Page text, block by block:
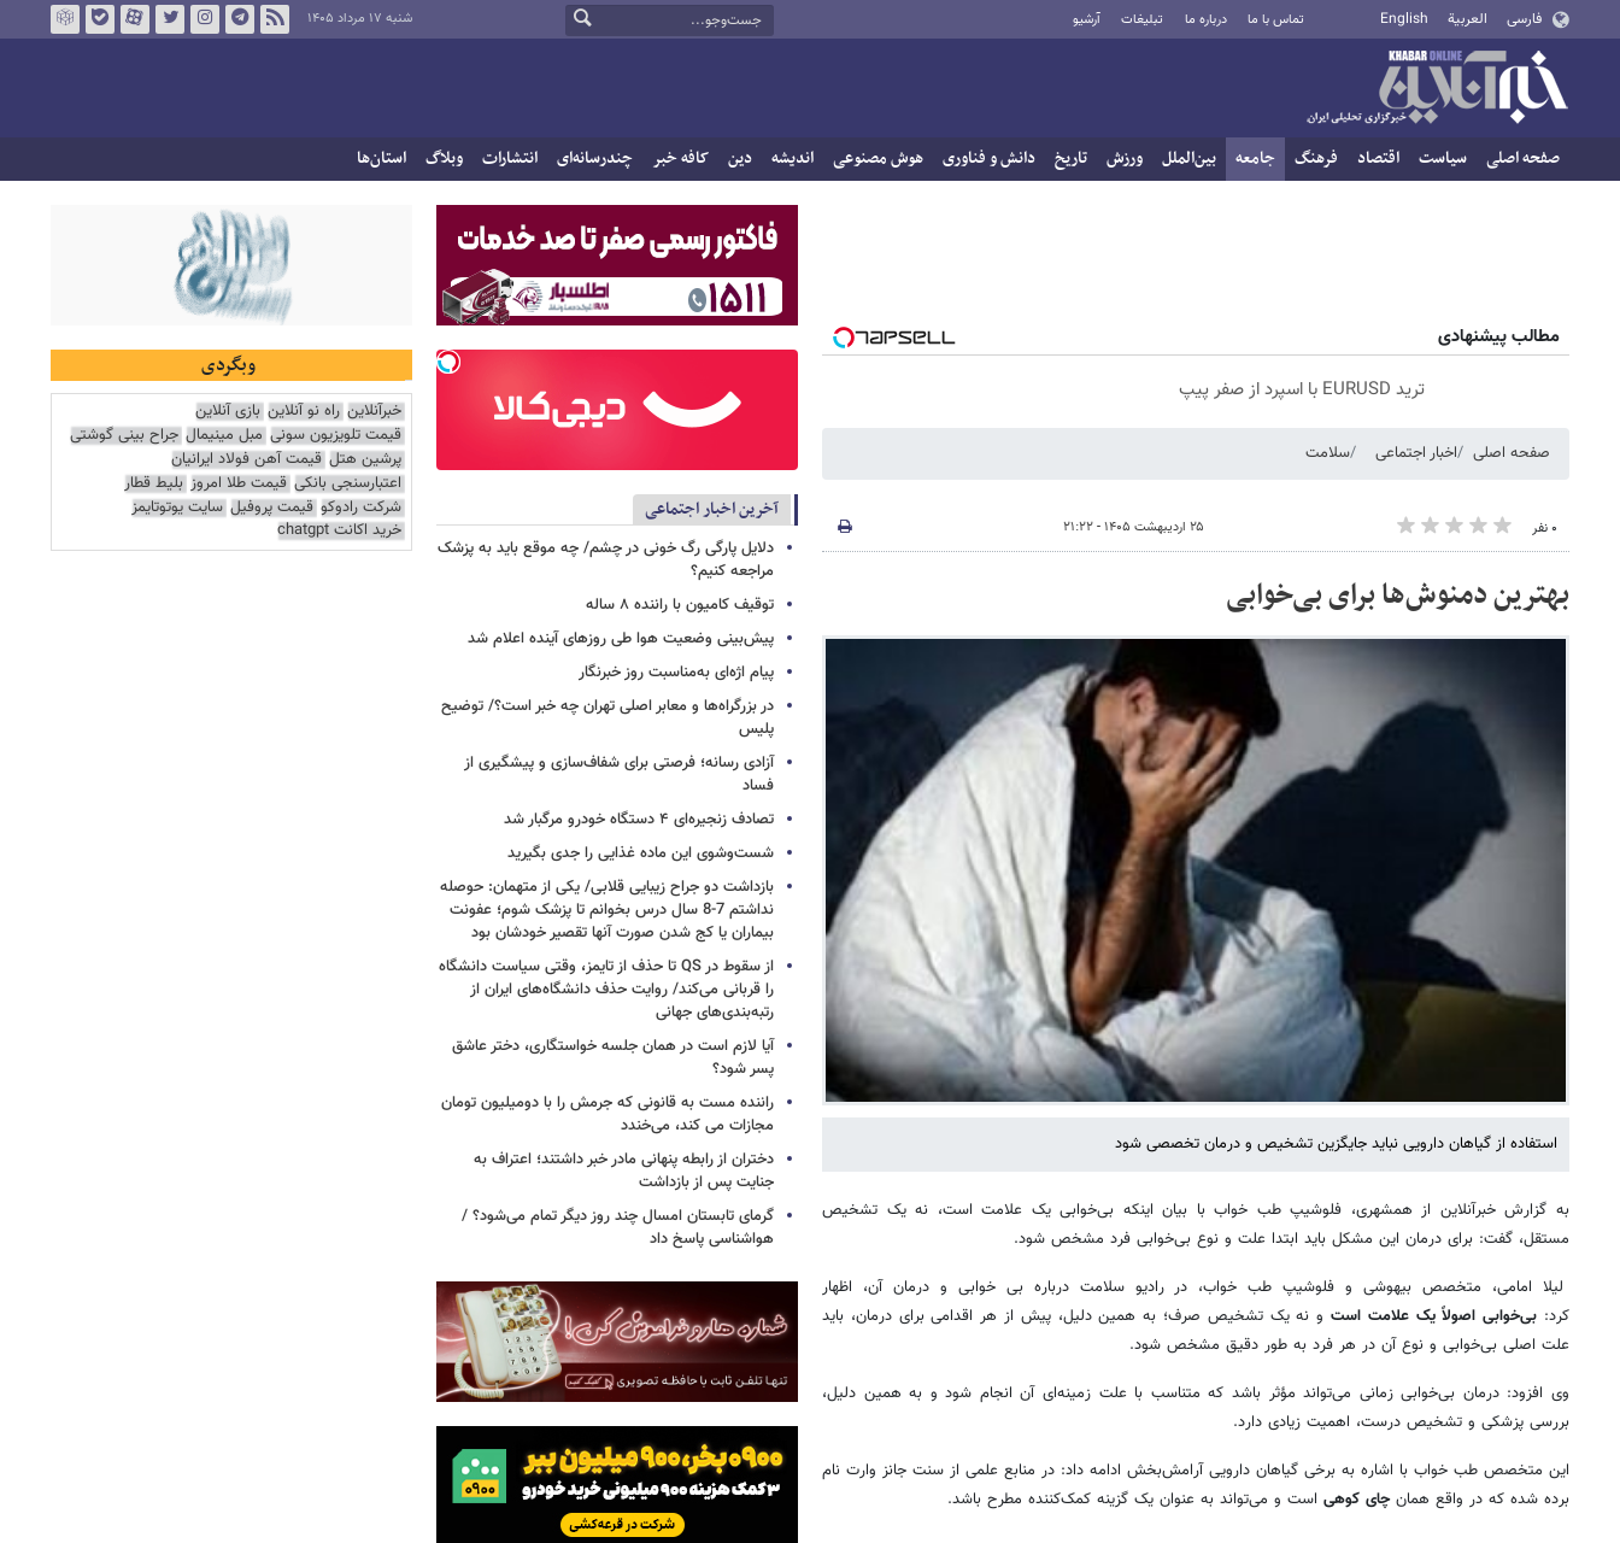
فارسی العربية English تماس با ما درباره ما تبلیغات آرشیو شنبه ۱۷ مرداد ۱۴۰۵
صفحه اصلی سیاست اقتصاد فرهنگ جامعه بین‌الملل ورزش تاریخ دانش و فناوری هوش مصنوعی اندیشه دین کافه خبر چندرسانه‌ای انتشارات وبلاگ استان‌ها
مطالب پیشنهادی
ترید EURUSD با اسپرد از صفر پیپ
صفحه اصلی اخبار اجتماعی سلامت
۰ نفر ۲۵ اردیبهشت ۱۴۰۵ - ۲۱:۲۲
بهترین دمنوش‌ها برای بی‌خوابی
استفاده از گیاهان دارویی نباید جایگزین تشخیص و درمان تخصصی شود
به گزارش خبرآنلاین از همشهری، فلوشیپ طب خواب با بیان اینکه بی‌خوابی یک علامت است، نه یک تشخیص
مستقل، گفت: برای درمان این مشکل باید ابتدا علت و نوع بی‌خوابی فرد مشخص شود.
لیلا امامی، متخصص بیهوشی و فلوشیپ طب خواب، در رادیو سلامت درباره بی خوابی و درمان آن، اظهار
کرد: بی‌خوابی اصولاً یک علامت است و نه یک تشخیص صرف؛ به همین دلیل، پیش از هر اقدامی برای درمان، باید
علت اصلی بی‌خوابی و نوع آن در هر فرد به طور دقیق مشخص شود.
وی افزود: درمان بی‌خوابی زمانی می‌تواند مؤثر باشد که متناسب با علت زمینه‌ای آن انجام شود و به همین دلیل،
بررسی پزشکی و تشخیص درست، اهمیت زیادی دارد.
این متخصص طب خواب با اشاره به برخی گیاهان دارویی آرامش‌بخش ادامه داد: در منابع علمی از سنت جانز وارت نام
برده شده که در واقع همان چای کوهی است و می‌تواند به عنوان یک گزینه کمک‌کننده مطرح باشد.
آخرین اخبار اجتماعی
دلایل پارگی رگ خونی در چشم/ چه موقع باید به پزشک
مراجعه کنیم؟
توقیف کامیون با راننده ۸ ساله
پیش‌بینی وضعیت هوا طی روزهای آینده اعلام شد
پیام اژه‌ای به‌مناسبت روز خبرنگار
در بزرگراه‌ها و معابر اصلی تهران چه خبر است؟/ توضیح
پلیس
آزادی رسانه؛ فرصتی برای شفاف‌سازی و پیشگیری از
فساد
تصادف زنجیره‌ای ۴ دستگاه خودرو مرگبار شد
شست‌وشوی این ماده غذایی را جدی بگیرید
بازداشت دو جراح زیبایی قلابی/ یکی از متهمان: حوصله
نداشتم 7-8 سال درس بخوانم تا پزشک شوم؛ عفونت
بیماران یا کج شدن صورت آنها تقصیر خودشان بود
از سقوط در QS تا حذف از تایمز، وقتی سیاست دانشگاه
را قربانی می‌کند/ روایت حذف دانشگاه‌های ایران از
رتبه‌بندی‌های جهانی
آیا لازم است در همان جلسه خواستگاری، دختر عاشق
پسر شود؟
راننده مست به قانونی که جرمش را با دومیلیون تومان
مجازات می کند، می‌خندد
دختران از رابطه پنهانی مادر خبر داشتند؛ اعتراف به
جنایت پس از بازداشت
گرمای تابستان امسال چند روز دیگر تمام می‌شود؟ /
هواشناسی پاسخ داد
وبگردی
خبرآنلاین راه نو آنلاین بازی آنلاین
قیمت تلویزیون سونی مبل مینیمال جراح بینی گوشتی
پرشین هتل قیمت آهن فولاد ایرانیان
اعتبارسنجی بانکی قیمت طلا امروز بلیط قطار
شرکت رادوکو قیمت پروفیل سایت یوتوتایمز
خرید اکانت chatgpt